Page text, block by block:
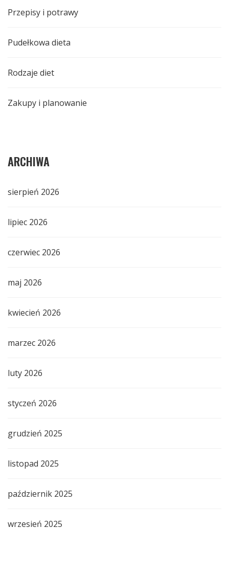
Przepisy i potrawy
Pudełkowa dieta
Rodzaje diet
Zakupy i planowanie
ARCHIWA
sierpień 2026
lipiec 2026
czerwiec 2026
maj 2026
kwiecień 2026
marzec 2026
luty 2026
styczeń 2026
grudzień 2025
listopad 2025
październik 2025
wrzesień 2025